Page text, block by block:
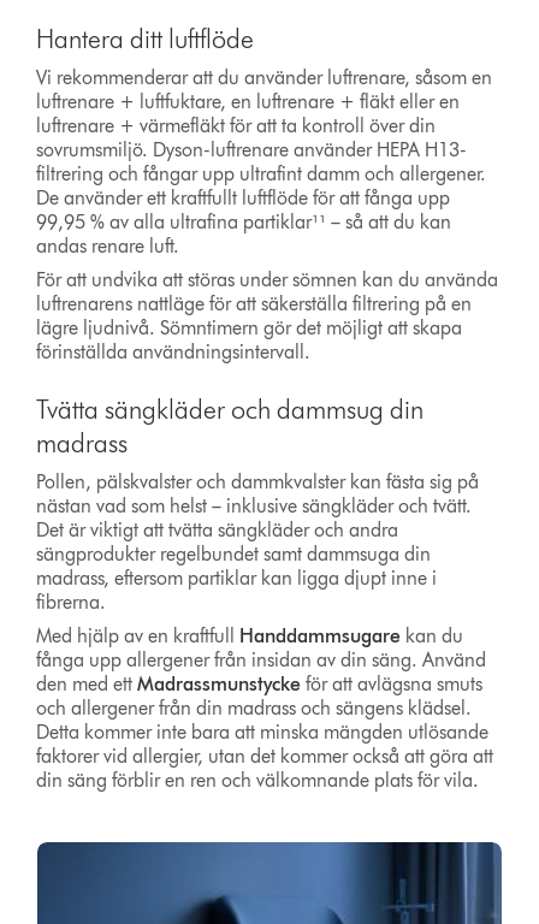
Hantera ditt luftflöde
Vi rekommenderar att du använder luftrenare, såsom en
luftrenare + luftfuktare, en luftrenare + fläkt eller en
luftrenare + värmefläkt för att ta kontroll över din
sovrumsmiljö. Dyson-luftrenare använder HEPA H13-
filtrering och fångar upp ultrafint damm och allergener.
De använder ett kraftfullt luftflöde för att fånga upp
99,95 % av alla ultrafina partiklar¹¹ – så att du kan
andas renare luft.
För att undvika att störas under sömnen kan du använda
luftrenarens nattläge för att säkerställa filtrering på en
lägre ljudnivå. Sömntimern gör det möjligt att skapa
förinställda användningsintervall.
Tvätta sängkläder och dammsug din
madrass
Pollen, pälskvalster och dammkvalster kan fästa sig på
nästan vad som helst – inklusive sängkläder och tvätt.
Det är viktigt att tvätta sängkläder och andra
sängprodukter regelbundet samt dammsuga din
madrass, eftersom partiklar kan ligga djupt inne i
fibrerna.
Med hjälp av en kraftfull
Handdammsugare kan du
fånga upp allergener från insidan av din säng. Använd
den med ettMadrassmunstycke för att avlägsna smuts
och allergener från din madrass och sängens klädsel.
Detta kommer inte bara att minska mängden utlösande
faktorer vid allergier, utan det kommer också att göra att
din säng förblir en ren och välkomnande plats för vila.